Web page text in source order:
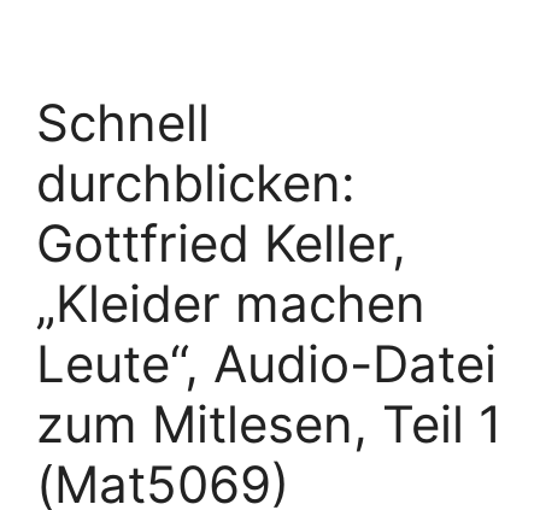
Schnell
durchblicken:
Gottfried Keller,
„Kleider machen
Leute“, Audio-Datei
zum Mitlesen, Teil 1
(Mat5069)